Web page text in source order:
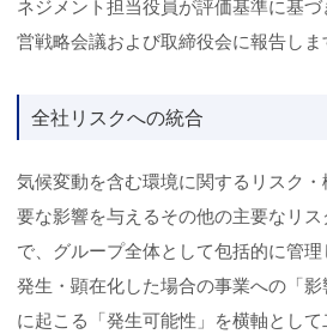
ネジメント担当役員が評価基準に基
営戦略会議および取締役会に報告しま
全社リスクへの統合
気候変動を含む環境に関するリスク
要な影響を与えるその他の主要なリ
で、グループ全体として包括的に管理
発生・顕在化した場合の事業への「
に起こる「発生可能性」を横軸として